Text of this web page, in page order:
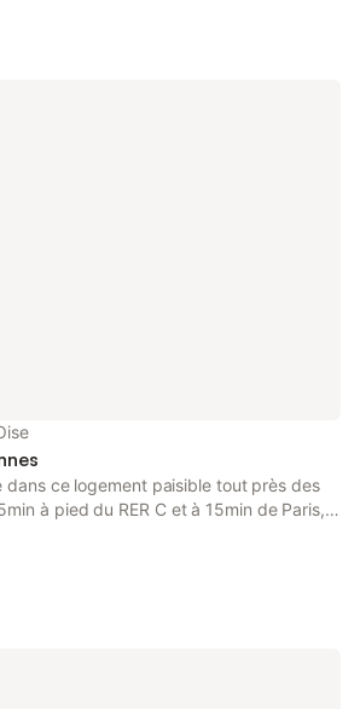
as well as full-day security.
dans ce logement paisible tout près des
à pied du RER C et à 15min de Paris,
à neuf très lumineux est composé d'un
et fonctionnelle , d'une salle de